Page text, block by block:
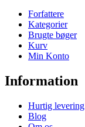
Forfattere
Kategorier
Brugte bøger
Kurv
Min Konto
Information
Hurtig levering
Blog